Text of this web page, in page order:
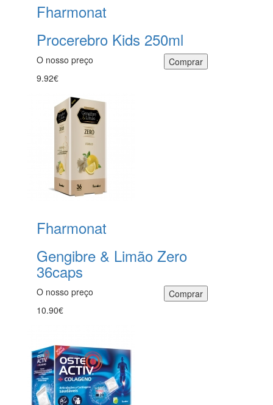
Fharmonat
Procerebro Kids 250ml
O nosso preço
9.92€
Fharmonat
Gengibre & Limão Zero
36caps
O nosso preço
10.90€